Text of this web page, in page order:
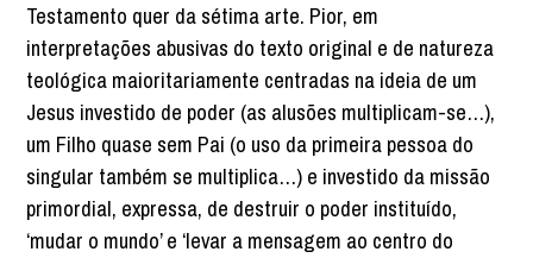
Testamento quer da sétima arte. Pior, em
interpretações abusivas do texto original e de natureza
teológica maioritariamente centradas na ideia de um
Jesus investido de poder (as alusões multiplicam-se…),
um Filho quase sem Pai (o uso da primeira pessoa do
singular também se multiplica…) e investido da missão
primordial, expressa, de destruir o poder instituído,
‘mudar o mundo’ e ‘levar a mensagem ao centro do